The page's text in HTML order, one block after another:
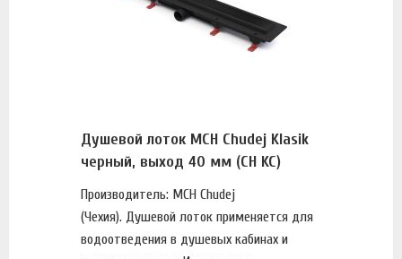
Душевой лоток MCH Chudej Klasik
черный, выход 40 мм (CH KC)
Производитель: MCH Chudej
(Чехия). Душевой лоток применяется для
водоотведения в душевых кабинах и